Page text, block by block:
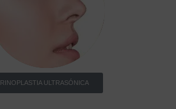
RINOPLASTIA ULTRASÓNICA